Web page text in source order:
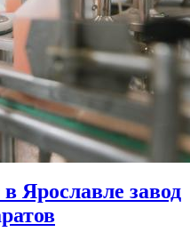
Ярославле завод